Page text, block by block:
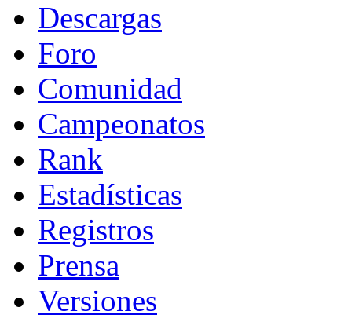
Descargas
Foro
Comunidad
Campeonatos
Rank
Estadísticas
Registros
Prensa
Versiones